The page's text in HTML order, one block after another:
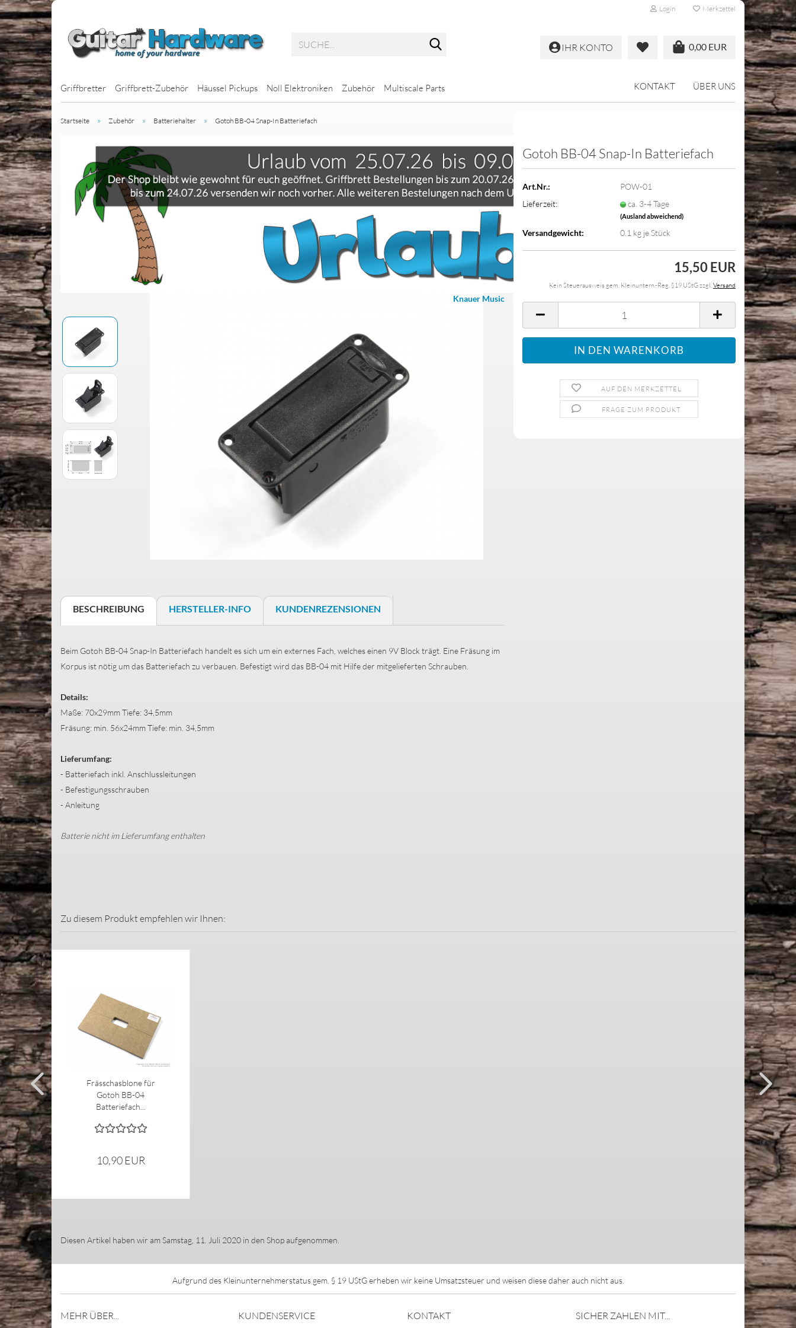
Login Merkzettel
0,00 EUR
IHR KONTO
Griffbretter Griffbrett-Zubehör
Jescar Bunddraht
Häussel Pickups
J-Bass Pickups
P-Bass Pickups
BassBars
MM-Style Pickups
Noll Elektroniken Zubehör
Potis mit glatter Achse
Potis mit geriffelter Achse
Achsen
Schrauben & Federn
Halsbefestigung
Saitenniederhalter
Trussrods
Multiscale Parts
Multiscale Bass
Multiscale Gitarre
KONTAKT ÜBER UNS
Startseite » Zubehör » Batteriehalter » Gotoh BB-04 Snap-In Batteriefach
Knauer Music
Gotoh BB-04 Snap-In Batteriefach
Art.Nr.:
POW-01
Lieferzeit:
ca. 3-4 Tage
(Ausland abweichend)
Versandgewicht: 0.1 kg je Stück
15,50 EUR
Kein Steuerausweis gem. Kleinuntern.-Reg. §19 UStG zzgl.Versand
AUF DEN MERKZETTEL
FRAGE ZUM PRODUKT
BESCHREIBUNG HERSTELLER-INFO KUNDENREZENSIONEN
Beim Gotoh BB-04 Snap-In Batteriefach handelt es sich um ein externes Fach, welches einen 9V Block trägt. Eine Fräsung im
Korpus ist nötig um das Batteriefach zu verbauen. Befestigt wird das BB-04 mit Hilfe der mitgelieferten Schrauben.
Details:
Maße: 70x29mm Tiefe: 34,5mm
Fräsung: min. 56x24mm Tiefe: min. 34,5mm
Lieferumfang:
- Batteriefach inkl. Anschlussleitungen
- Befestigungsschrauben
- Anleitung
Batterie nicht im Lieferumfang enthalten
Zu diesem Produkt empfehlen wir Ihnen:
Frässchasblone für
Gotoh BB-04
Batteriefach...
10,90 EUR
Diesen Artikel haben wir am Samstag, 11. Juli 2020 in den Shop aufgenommen.
Aufgrund des Kleinunternehmerstatus gem. § 19 UStG erheben wir keine Umsatzsteuer und weisen diese daher auch nicht aus.
MEHR ÜBER... KUNDENSERVICE KONTAKT SICHER ZAHLEN MIT...